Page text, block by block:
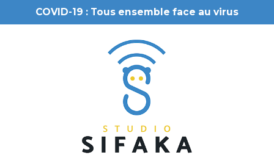
COVID-19 : Tous ensemble face au virus